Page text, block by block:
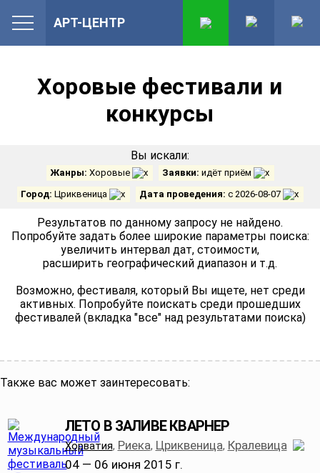
Хоровые фестивали и
конкурсы
Вы искали:
Жанры: Хоровые Заявки: идёт приём
Город: Цриквеница Дата проведения: с 2026-08-07
Результатов по данному запросу не найдено.
Попробуйте задать более широкие параметры поиска:
увеличить интервал дат, стоимости,
расширить географический диапазон и т.д.
Возможно, фестиваля, который Вы ищете, нет среди
активных. Попробуйте поискать среди прошедших
фестивалей (вкладка "все" над результатами поиска)
Также вас может заинтересовать:
ЛЕТО В ЗАЛИВЕ КВАРНЕР
Хорватия, Риека, Цриквеница, Кралевица
04 — 06 июня 2015 г.
АРТ-ЦЕНТР